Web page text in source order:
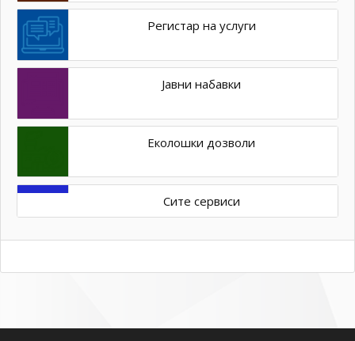
Регистар на услуги
Јавни набавки
Еколошки дозволи
Сите сервиси